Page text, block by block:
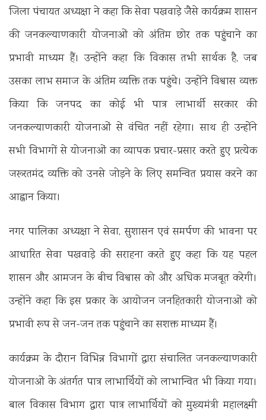
जिला पंचायत अध्यक्षा ने कहा कि सेवा पखवाड़े जैसे कार्यक्रम शासन
की जनकल्याणकारी योजनाओं को अंतिम छोर तक पहुंचाने का
प्रभावी माध्यम हैं। उन्होंने कहा कि विकास तभी सार्थक है, जब
उसका लाभ समाज के अंतिम व्यक्ति तक पहुंचे। उन्होंने विश्वास व्यक्त
किया कि जनपद का कोई भी पात्र लाभार्थी सरकार की
जनकल्याणकारी योजनाओं से वंचित नहीं रहेगा। साथ ही उन्होंने
सभी विभागों से योजनाओं का व्यापक प्रचार-प्रसार करते हुए प्रत्येक
जरूरतमंद व्यक्ति को उनसे जोड़ने के लिए समन्वित प्रयास करने का
आह्वान किया।
नगर पालिका अध्यक्षा ने सेवा, सुशासन एवं समर्पण की भावना पर
आधारित सेवा पखवाड़े की सराहना करते हुए कहा कि यह पहल
शासन और आमजन के बीच विश्वास को और अधिक मजबूत करेगी।
उन्होंने कहा कि इस प्रकार के आयोजन जनहितकारी योजनाओं को
प्रभावी रूप से जन-जन तक पहुंचाने का सशक्त माध्यम हैं।
कार्यक्रम के दौरान विभिन्न विभागों द्वारा संचालित जनकल्याणकारी
योजनाओं के अंतर्गत पात्र लाभार्थियों को लाभान्वित भी किया गया।
बाल विकास विभाग द्वारा पात्र लाभार्थियों को मुख्यमंत्री महालक्ष्मी